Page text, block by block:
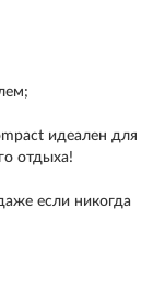
идеален для
отдыха!
если никогда